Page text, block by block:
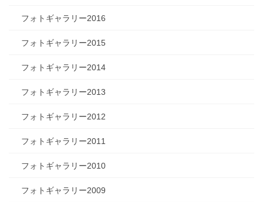
フォトギャラリー2016
フォトギャラリー2015
フォトギャラリー2014
フォトギャラリー2013
フォトギャラリー2012
フォトギャラリー2011
フォトギャラリー2010
フォトギャラリー2009